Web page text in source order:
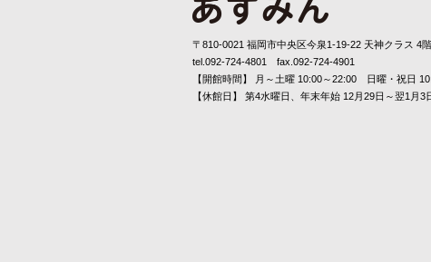
〒810-0021 福岡市中央区今泉1-19-22 天神クラス 4階
tel.092-724-4801 fax.092-724-4901
【開館時間】 月～土曜 10:00～22:00 日曜・祝日
【休館日】 第4水曜日、年末年始 12月29日～翌1月3